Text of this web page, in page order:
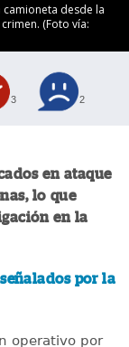
desde la
(Foto vía:
3 2
en ataque
lo que
en la
por la
operativo por